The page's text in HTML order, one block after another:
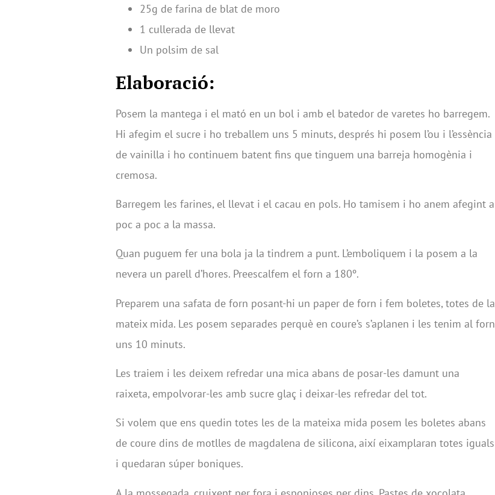
25g de farina de blat de moro
1 cullerada de llevat
Un polsim de sal
Elaboració:
Posem la mantega i el mató en un bol i amb el batedor de varetes ho barregem.
Hi afegim el sucre i ho treballem uns 5 minuts, després hi posem l’ou i l’essència
de vainilla i ho continuem batent fins que tinguem una barreja homogènia i
cremosa.
Barregem les farines, el llevat i el cacau en pols. Ho tamisem i ho anem afegint a
poc a poc a la massa.
Quan puguem fer una bola ja la tindrem a punt. L’emboliquem i la posem a la
nevera un parell d’hores. Preescalfem el forn a 180º.
Preparem una safata de forn posant-hi un paper de forn i fem boletes, totes de la
mateix mida. Les posem separades perquè en coure’s s’aplanen i les tenim al forn
uns 10 minuts.
Les traiem i les deixem refredar una mica abans de posar-les damunt una
raixeta, empolvorar-les amb sucre glaç i deixar-les refredar del tot.
Si volem que ens quedin totes les de la mateixa mida posem les boletes abans
de coure dins de motlles de magdalena de silicona, així eixamplaran totes iguals
i quedaran súper boniques.